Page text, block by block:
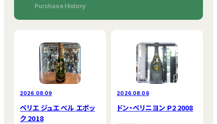
Purchase History
2026.08.09
ペリエ ジュエ ベル エポッ
ク 2018
2026.08.06
ドン・ペリニヨン P2 2008